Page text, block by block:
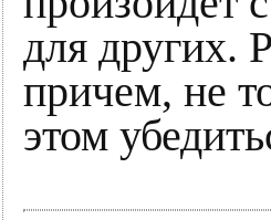
для других.
причем, не
этом